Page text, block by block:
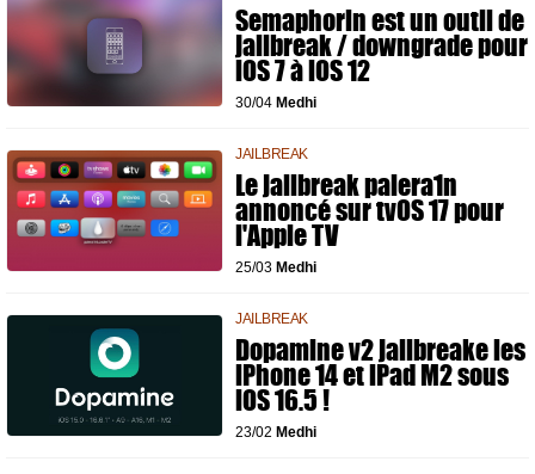
Semaphorin est un outil de
jailbreak / downgrade pour
iOS 7 à iOS 12
30/04 Medhi
JAILBREAK
Le jailbreak palera1n
annoncé sur tvOS 17 pour
l'Apple TV
25/03 Medhi
JAILBREAK
Dopamine v2 jailbreake les
iPhone 14 et iPad M2 sous
iOS 16.5 !
23/02 Medhi